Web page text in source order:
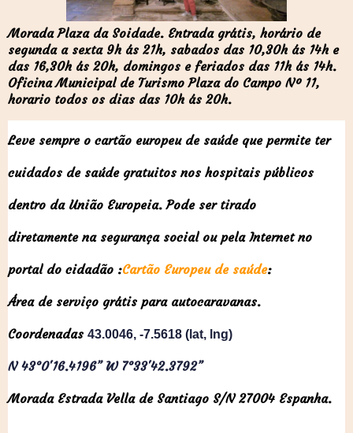
Morada Plaza da Soidade. Entrada grátis, horário de
segunda a sexta 9h ás 21h, sabados das 10,30h ás 14h e
das 16,30h ás 20h, domingos e feriados das 11h ás 14h.
Oficina Municipal de Turismo Plaza do Campo Nº 11,
horario todos os dias das 10h ás 20h.
Leve sempre o cartão europeu de saúde que permite ter
cuidados de saúde gratuitos nos hospitais públicos
dentro da União Europeia. Pode ser tirado
diretamente na segurança social ou pela Internet no
portal do cidadão :Cartão Europeu de saúde:
Área de serviço grátis para autocaravanas.
Coordenadas 43.0046, -7.5618 (lat, lng)
N 43°0'16.4196” W 7°33'42.3792”
Morada Estrada Vella de Santiago S/N 27004 Espanha.